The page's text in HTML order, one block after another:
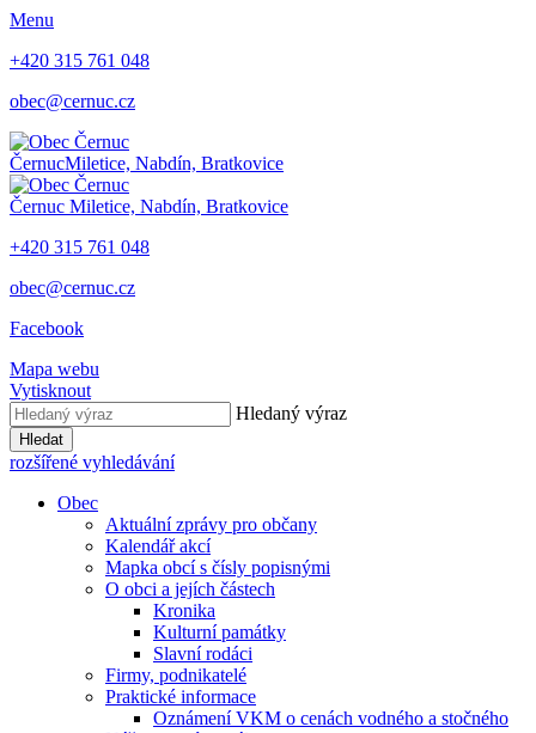
Menu
+420 315 761 048
obec@cernuc.cz
ČernucMiletice, Nabdín, Bratkovice
Černuc Miletice, Nabdín, Bratkovice
+420 315 761 048
obec@cernuc.cz
Facebook
Mapa webu
Vytisknout
Hledaný výraz
Hledat
rozšířené vyhledávání
Obec
Aktuální zprávy pro občany
Kalendář akcí
Mapka obcí s čísly popisnými
O obci a jejích částech
Kronika
Kulturní památky
Slavní rodáci
Firmy, podnikatelé
Praktické informace
Oznámení VKM o cenách vodného a stočného